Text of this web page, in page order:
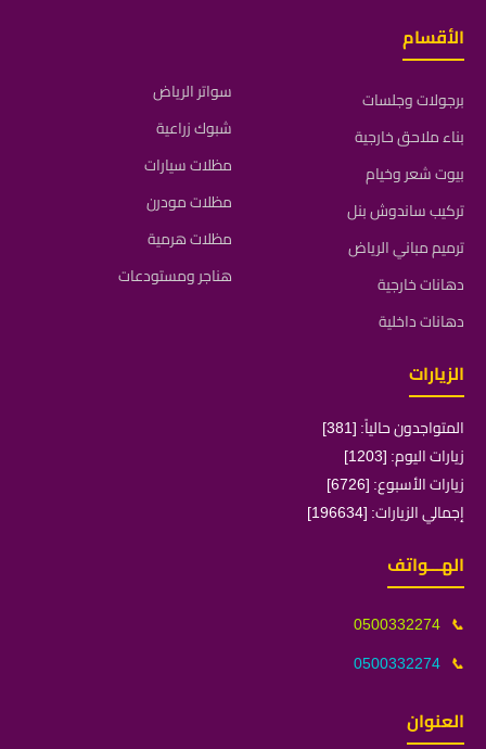
الأقسام
برجولات وجلسات
بناء ملاحق خارجية
بيوت شعر وخيام
تركيب ساندوش بنل
ترميم مباني الرياض
دهانات خارجية
دهانات داخلية
سواتر الرياض
شبوك زراعية
مظلات سيارات
مظلات مودرن
مظلات هرمية
هناجر ومستودعات
الزيارات
المتواجدون حالياً: [381]
زيارات اليوم: [1203]
زيارات الأسبوع: [6726]
إجمالي الزيارات: [196634]
الهـــواتف
📞
0500332274
📞
0500332274
العنوان